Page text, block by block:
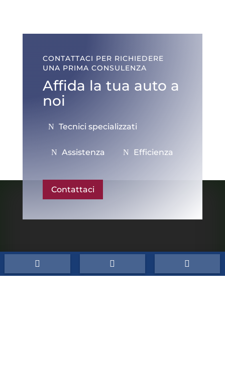
CONTATTACI PER RICHIEDERE
UNA PRIMA CONSULENZA
Affida la tua auto a
noi
Tecnici specializzati
Assistenza Efficienza
Contattaci
Conti Srl
  